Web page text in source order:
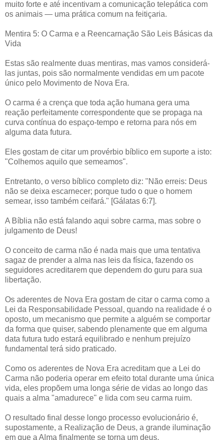
muito forte e até incentivam a comunicação telepática com
os animais — uma prática comum na feitiçaria.
Mentira 5: O Carma e a Reencarnação São Leis Básicas da
Vida
Estas são realmente duas mentiras, mas vamos considerá-
las juntas, pois são normalmente vendidas em um pacote
único pelo Movimento de Nova Era.
O carma é a crença que toda ação humana gera uma
reação perfeitamente correspondente que se propaga na
curva contínua do espaço-tempo e retorna para nós em
alguma data futura.
Eles gostam de citar um provérbio bíblico em suporte a isto:
"Colhemos aquilo que semeamos".
Entretanto, o verso bíblico completo diz: "Não erreis: Deus
não se deixa escarnecer; porque tudo o que o homem
semear, isso também ceifará." [Gálatas 6:7].
A Bíblia não está falando aqui sobre carma, mas sobre o
julgamento de Deus!
O conceito de carma não é nada mais que uma tentativa
sagaz de prender a alma nas leis da física, fazendo os
seguidores acreditarem que dependem do guru para sua
libertação.
Os aderentes de Nova Era gostam de citar o carma como a
Lei da Responsabilidade Pessoal, quando na realidade é o
oposto, um mecanismo que permite a alguém se comportar
da forma que quiser, sabendo plenamente que em alguma
data futura tudo estará equilibrado e nenhum prejuízo
fundamental terá sido praticado.
Como os aderentes de Nova Era acreditam que a Lei do
Carma não poderia operar em efeito total durante uma única
vida, eles propõem uma longa série de vidas ao longo das
quais a alma "amadurece" e lida com seu carma ruim.
O resultado final desse longo processo evolucionário é,
supostamente, a Realização de Deus, a grande iluminação
em que a Alma finalmente se torna um deus.